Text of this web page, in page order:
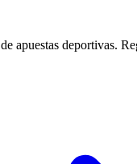
apuestas deportivas.